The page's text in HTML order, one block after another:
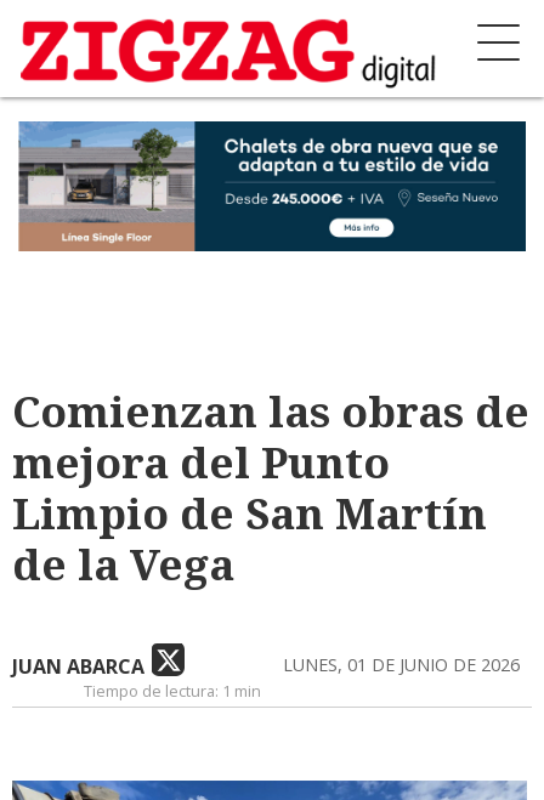
Comienzan las obras de
mejora del Punto
Limpio de San Martín
de la Vega
JUAN ABARCA LUNES, 01 DE JUNIO DE 2026
Tiempo de lectura: 1 min